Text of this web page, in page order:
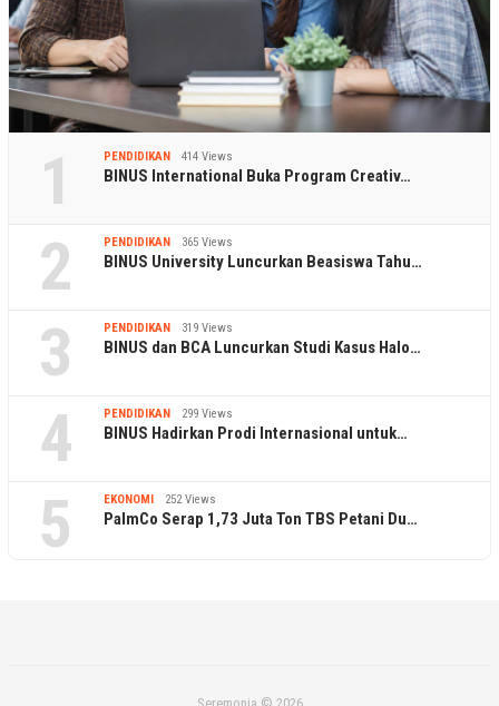
1 PENDIDIKAN 414 Views
BINUS International Buka Program Creativ…
2 PENDIDIKAN 365 Views
BINUS University Luncurkan Beasiswa Tahu…
3 PENDIDIKAN 319 Views
BINUS dan BCA Luncurkan Studi Kasus Halo…
4 PENDIDIKAN 299 Views
BINUS Hadirkan Prodi Internasional untuk…
5 EKONOMI 252 Views
PalmCo Serap 1,73 Juta Ton TBS Petani Du…